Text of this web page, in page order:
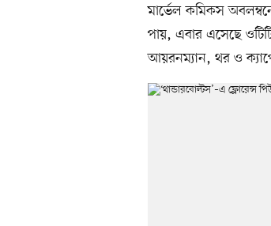
মার্ভেল কমিকস
পায়, এবার এসেছে
আয়রনম্যান, থর ও